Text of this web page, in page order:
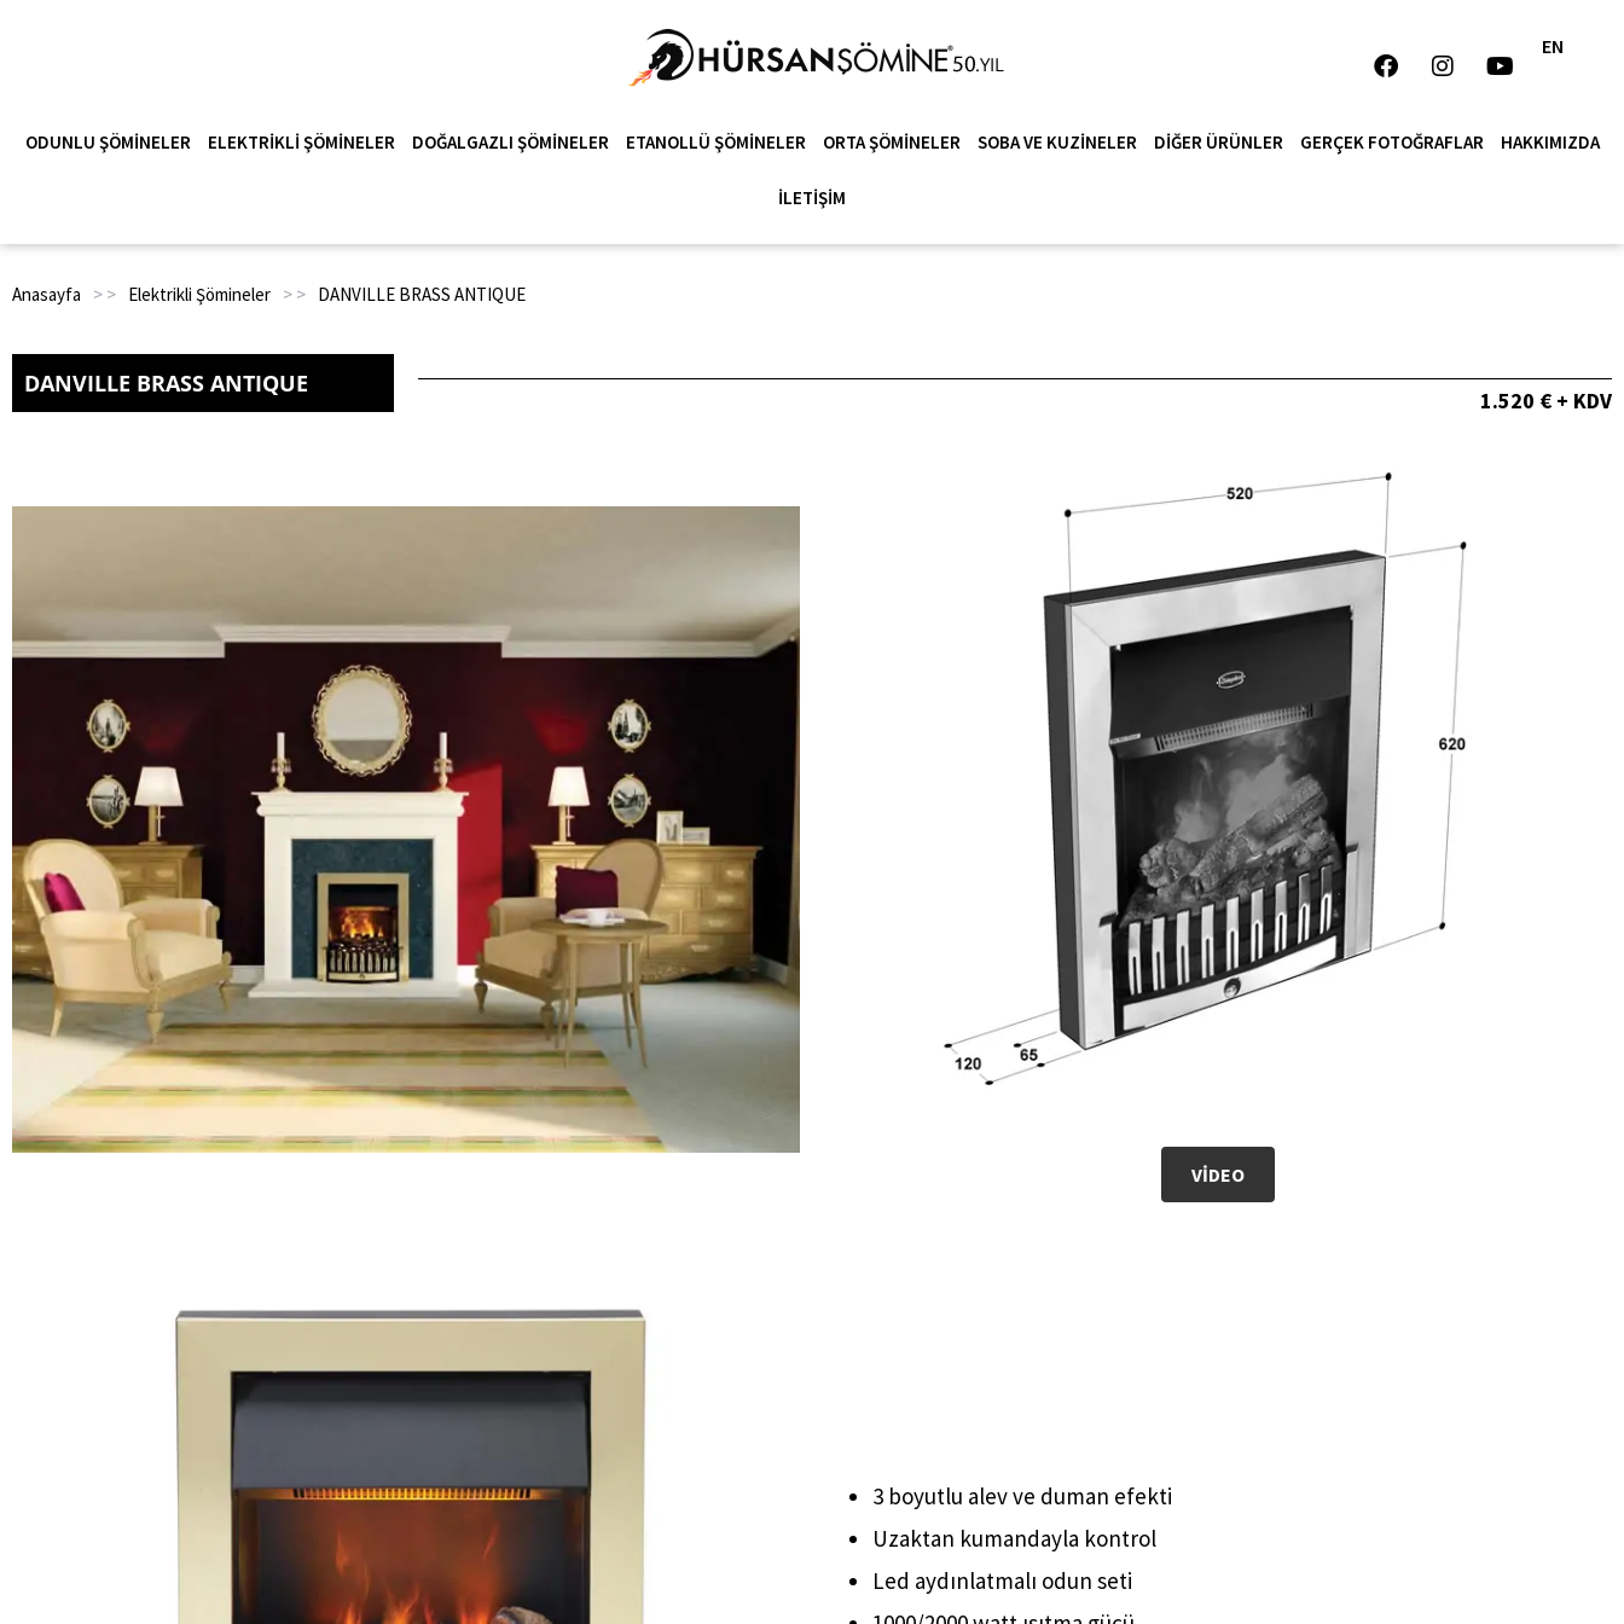
EN
ODUNLU ŞÖMINELER ELEKTRIKLI ŞÖMINELER DOĞALGAZLI ŞÖMINELER ETANOLLÜ ŞÖMINELER ORTA ŞÖMINELER SOBA VE KUZINELER DIĞER ÜRÜNLER GERÇEK FOTOĞRAFLAR HAKKIMIZDA
İLETIŞIM
Anasayfa > > Elektrikli Şömineler > > DANVILLE BRASS ANTIQUE
DANVILLE BRASS ANTIQUE
1.520 € + KDV
VIDEO
3 boyutlu alev ve duman efekti
Uzaktan kumandayla kontrol
Led aydınlatmalı odun seti